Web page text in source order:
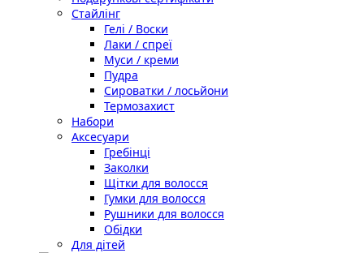
Стайлінг
Гелі / Воски
Лаки / спреї
Муси / креми
Пудра
Сироватки / лосьйони
Термозахист
Набори
Аксесуари
Гребінці
Заколки
Щітки для волосся
Гумки для волосся
Рушники для волосся
Обідки
Для дітей